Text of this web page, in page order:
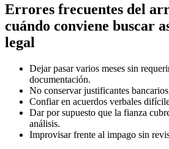
Errores frecuentes del
cuándo conviene buscar
legal
Dejar pasar varios meses sin
documentación.
No conservar justificantes
Confiar en acuerdos verbales
Dar por supuesto que la fianza
análisis.
Improvisar frente al impago sin